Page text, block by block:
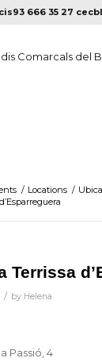
93 666 35 27
/ Locations /
Terrissa
/ by Helena
Passió, 4